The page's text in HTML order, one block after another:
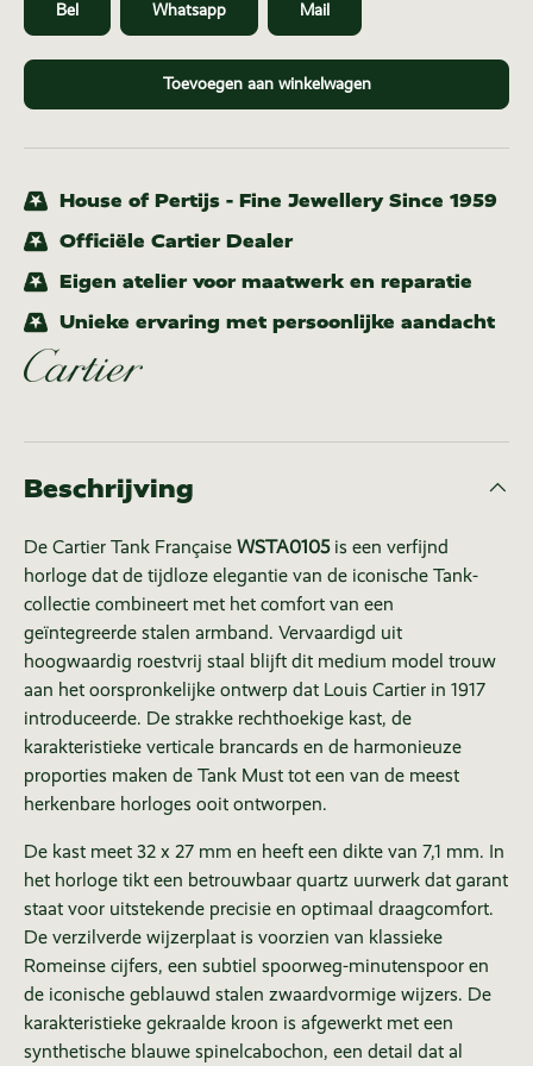
Bel Whatsapp Mail
Toevoegen aan winkelwagen
House of Pertijs - Fine Jewellery Since 1959
Officiële Cartier Dealer
Eigen atelier voor maatwerk en reparatie
Unieke ervaring met persoonlijke aandacht
Beschrijving
De Cartier Tank Française WSTA0105 is een verfijnd
horloge dat de tijdloze elegantie van de iconische Tank-
collectie combineert met het comfort van een
geïntegreerde stalen armband. Vervaardigd uit
hoogwaardig roestvrij staal blijft dit medium model trouw
aan het oorspronkelijke ontwerp dat Louis Cartier in 1917
introduceerde. De strakke rechthoekige kast, de
karakteristieke verticale brancards en de harmonieuze
proporties maken de Tank Must tot een van de meest
herkenbare horloges ooit ontworpen.
De kast meet 32 x 27 mm en heeft een dikte van 7,1 mm. In
het horloge tikt een betrouwbaar quartz uurwerk dat garant
staat voor uitstekende precisie en optimaal draagcomfort.
De verzilverde wijzerplaat is voorzien van klassieke
Romeinse cijfers, een subtiel spoorweg-minutenspoor en
de iconische geblauwd stalen zwaardvormige wijzers. De
karakteristieke gekraalde kroon is afgewerkt met een
synthetische blauwe spinelcabochon, een detail dat al